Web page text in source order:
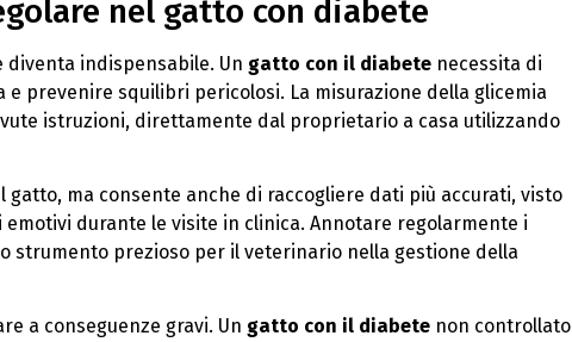
nel gatto con diabete
indispensabile. Un gatto con il diabete necessita di
prevenire squilibri pericolosi. La misurazione della glicemia
istruzioni, direttamente dal proprietario a casa utilizzando
ma consente anche di raccogliere dati più accurati, visto
durante le visite in clinica. Annotare regolarmente i
strumento prezioso per il veterinario nella gestione della
a conseguenze gravi. Un gatto con il diabete non controllato